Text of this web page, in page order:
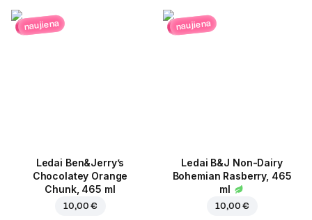
naujiena
Ledai Ben&Jerry’s
Chocolatey Orange
Chunk, 465 ml
10,00 €
naujiena
Ledai B&J Non-Dairy
Bohemian Rasberry, 465
ml
10,00 €